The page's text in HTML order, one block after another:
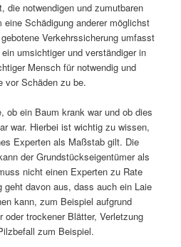
die notwendigen und zumutbaren
eine Schädigung anderer möglichst
Verkehrssicherung umfasst
umsichtiger und verständiger in
Mensch für notwendig und
vor Schäden zu be.
ob ein Baum krank war und ob dies
war. Hierbei ist wichtig zu wissen,
Experten als Maßstab gilt. Die
der Grundstückseigentümer als
nicht einen Experten zu Rate
geht davon aus, dass auch ein Laie
kann, zum Beispiel aufgrund
oder trockener Blätter, Verletzung
zum Beispiel.